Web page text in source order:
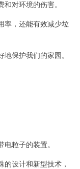
对环境的伤害。
，还能有效减少垃
保护我们的家园。
粒子的装置。
设计和新型技术，